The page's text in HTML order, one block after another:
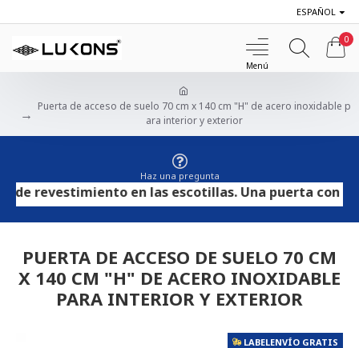
ESPAÑOL
0
Puerta de acceso de suelo 70 cm x 140 cm "H" de acero inoxidable p
ara interior y exterior
Haz una pregunta
en las escotillas. Una puerta con
PUERTA DE ACCESO DE SUELO 70 CM
X 140 CM "H" DE ACERO INOXIDABLE
PARA INTERIOR Y EXTERIOR
LABELENVÍO GRATIS